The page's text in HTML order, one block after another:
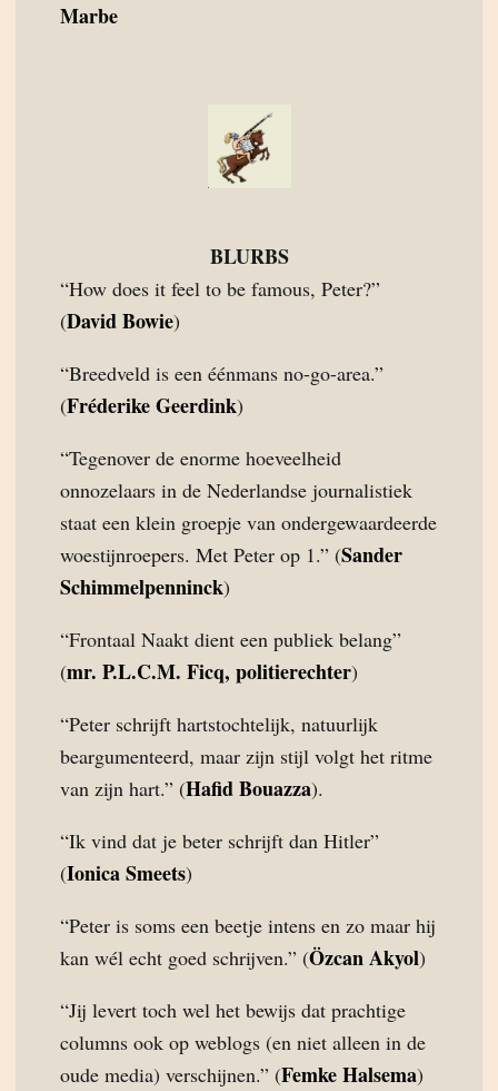
Marbe
BLURBS
“How does it feel to be famous, Peter?”
(David Bowie)
“Breedveld is een éénmans no-go-area.”
(Fréderike Geerdink)
“Tegenover de enorme hoeveelheid
onnozelaars in de Nederlandse journalistiek
staat een klein groepje van ondergewaardeerde
woestijnroepers. Met Peter op 1.” (Sander
Schimmelpenninck)
“Frontaal Naakt dient een publiek belang”
(mr. P.L.C.M. Ficq, politierechter)
“Peter schrijft hartstochtelijk, natuurlijk
beargumenteerd, maar zijn stijl volgt het ritme
van zijn hart.” (Hafid Bouazza).
“Ik vind dat je beter schrijft dan Hitler”
(Ionica Smeets)
“Peter is soms een beetje intens en zo maar hij
kan wél echt goed schrijven.” (Özcan Akyol)
“Jij levert toch wel het bewijs dat prachtige
columns ook op weblogs (en niet alleen in de
oude media) verschijnen.” (Femke Halsema)